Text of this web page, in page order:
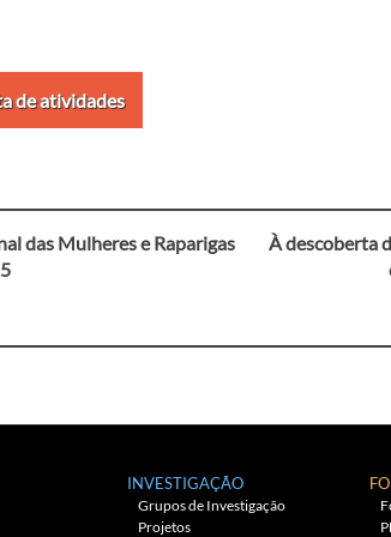
de atividades
das Mulheres e Raparigas
À descoberta
INVESTIGAÇÃO
Grupos de Investigação
Projetos